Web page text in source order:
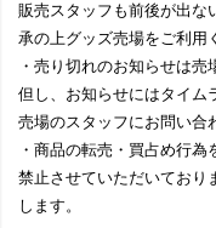
販売スタッフも前後が出な
承の上グッズ売場をご利用
・売り切れのお知らせは売
但し、お知らせにはタイム
売場のスタッフにお問い合
・商品の転売・買占め行
禁止させていただいており
します。